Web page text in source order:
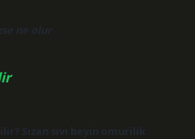
ne olur
Sızan sıvı beyin omurilik